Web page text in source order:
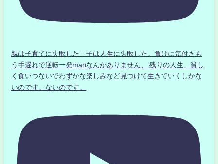
親は子育てに失敗した」子は人生に失敗した。負けに気付きも
う手遅れで逆転一発manなんかありません、 残りの人生、貧し
く食いつないでわずかな楽しみなど見つけて生きていくしかな
いのです。ないのです。